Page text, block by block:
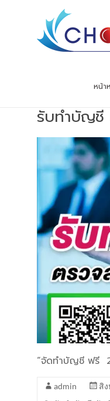
หน้า
รับทำบัญชี
“จัดทำบัญชี ฟรี 2
admin
สิ